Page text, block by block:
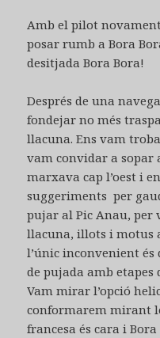
Amb el pilot
posar rumb a Bora
desitjada Bora Bora!
Després de una
fondejar no més
llacuna. Ens vam
vam convidar a sopar
marxava cap l’oest i
suggeriments per
pujar al Pic Anau, per
llacuna, illots i motus
l’únic inconvenient és
de pujada amb etapes
Vam mirar l’opció
conformarem mirant
francesa és cara i